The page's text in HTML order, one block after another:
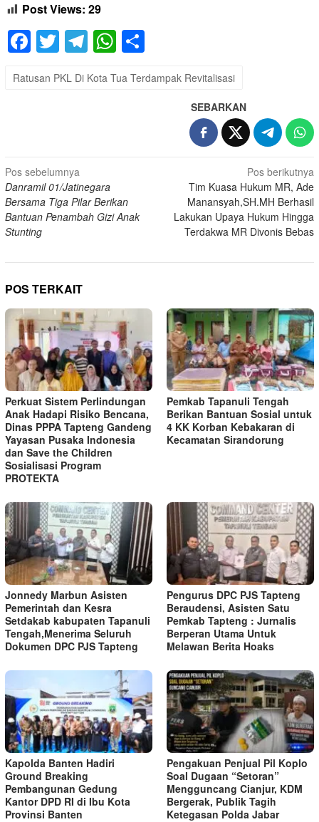
Post Views: 29
Facebook
Twitter
Telegram
WhatsApp
Ratusan PKL Di Kota Tua Terdampak Revitalisasi
SEBARKAN
Navigasi
pos
Pos sebelumnya
Danramil 01/Jatinegara
Bersama Tiga Pilar Berikan
Bantuan Penambah Gizi Anak
Stunting
Pos berikutnya
Tim Kuasa Hukum MR, Ade
Manansyah,SH.MH Berhasil
Lakukan Upaya Hukum Hingga
Terdakwa MR Divonis Bebas
POS TERKAIT
Perkuat Sistem Perlindungan
Anak Hadapi Risiko Bencana,
Dinas PPPA Tapteng Gandeng
Yayasan Pusaka Indonesia
dan Save the Children
Sosialisasi Program
PROTEKTA
Pemkab Tapanuli Tengah
Berikan Bantuan Sosial untuk
4 KK Korban Kebakaran di
Kecamatan Sirandorung
Jonnedy Marbun Asisten
Pemerintah dan Kesra
Setdakab kabupaten Tapanuli
Tengah,Menerima Seluruh
Dokumen DPC PJS Tapteng
Pengurus DPC PJS Tapteng
Beraudensi, Asisten Satu
Pemkab Tapteng : Jurnalis
Berperan Utama Untuk
Melawan Berita Hoaks
Kapolda Banten Hadiri
Ground Breaking
Pembangunan Gedung
Kantor DPD RI di Ibu Kota
Provinsi Banten
Pengakuan Penjual Pil Koplo
Soal Dugaan “Setoran”
Mengguncang Cianjur, KDM
Bergerak, Publik Tagih
Ketegasan Polda Jabar